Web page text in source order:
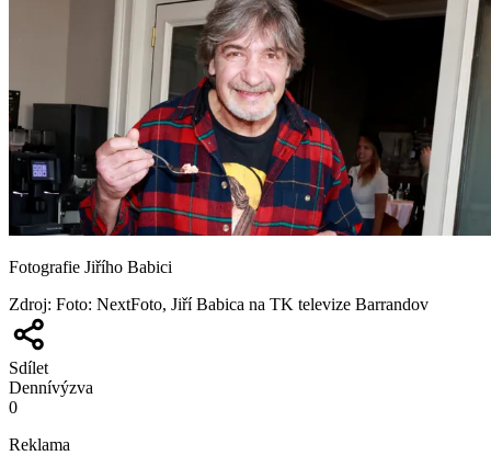
Fotografie Jiřího Babici
Zdroj: Foto: NextFoto, Jiří Babica na TK televize Barrandov
Sdílet
Dennívýzva
0
Reklama